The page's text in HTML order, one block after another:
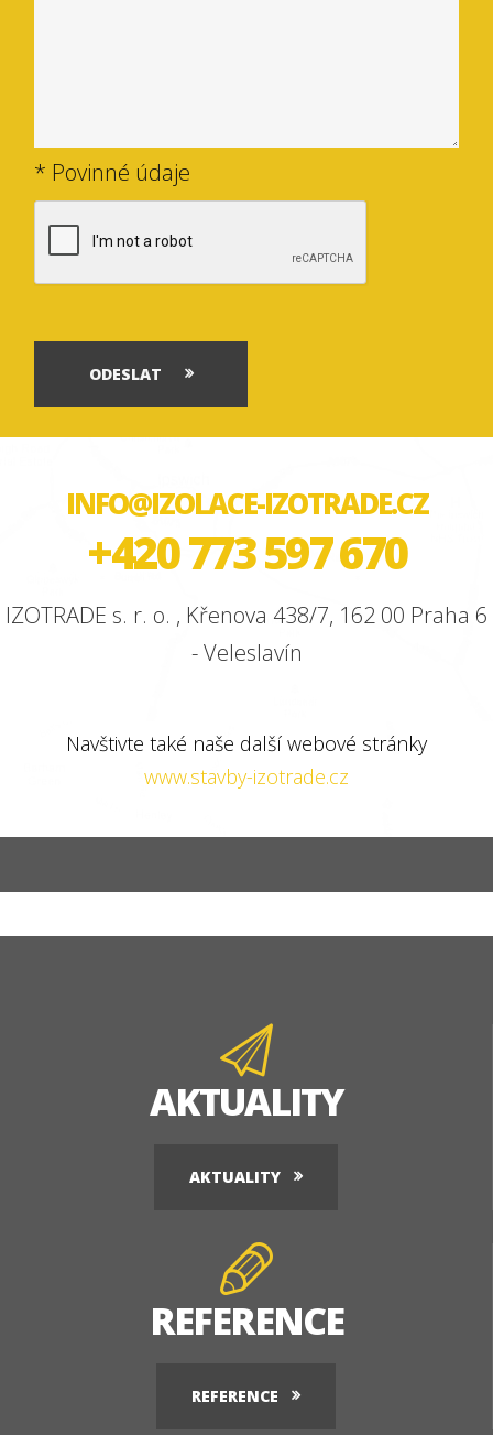
* Povinné údaje
ODESLAT
INFO@IZOLACE-IZOTRADE.CZ
+420 773 597 670
IZOTRADE s. r. o. , Křenova 438/7, 162 00 Praha 6
- Veleslavín
Navštivte také naše další webové stránky
www.stavby-izotrade.cz
AKTUALITY
AKTUALITY
REFERENCE
REFERENCE